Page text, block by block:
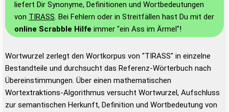
liefert Dir Synonyme, Definitionen und Wortbedeutungen
von TIRASS. Bei Fehlern oder in Streitfällen hast Du mit der
online Scrabble Hilfe immer "ein Ass im Ärmel"!
Wortwurzel zerlegt den Wortkorpus von "TIRASS" in einzelne
Bestandteile und durchsucht das Referenz-Wörterbuch nach
Übereinstimmungen. Über einen mathematischen
Wortextraktions-Algorithmus versucht Wortwurzel, Aufschluss
zur semantischen Herkunft, Definition und Wortbedeutung von